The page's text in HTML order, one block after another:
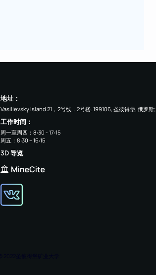
地址：
Vasilievsky Island 21，2号线，2号楼. 199106, 圣彼得堡, 俄罗斯;
工作时间：
周一至周四：8:30 - 17:15
周五：8:30 – 16:15
3D 导览